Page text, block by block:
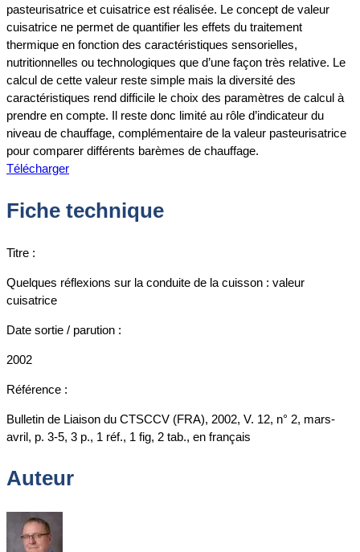
pasteurisatrice et cuisatrice est réalisée. Le concept de valeur
cuisatrice ne permet de quantifier les effets du traitement
thermique en fonction des caractéristiques sensorielles,
nutritionnelles ou technologiques que d’une façon très relative. Le
calcul de cette valeur reste simple mais la diversité des
caractéristiques rend difficile le choix des paramètres de calcul à
prendre en compte. Il reste donc limité au rôle d’indicateur du
niveau de chauffage, complémentaire de la valeur pasteurisatrice
pour comparer différents barèmes de chauffage.
Télécharger
Fiche technique
Titre :
Quelques réflexions sur la conduite de la cuisson : valeur
cuisatrice
Date sortie / parution :
2002
Référence :
Bulletin de Liaison du CTSCCV (FRA), 2002, V. 12, n° 2, mars-
avril, p. 3-5, 3 p., 1 réf., 1 fig, 2 tab., en français
Auteur